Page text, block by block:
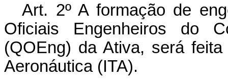
Art. 2º A formação de
Oficiais Engenheiros do
(QOEng) da Ativa, será
Aeronáutica (ITA).